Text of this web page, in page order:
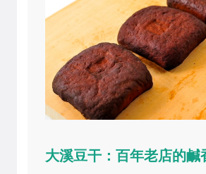
大溪豆干：百年老店的鹹